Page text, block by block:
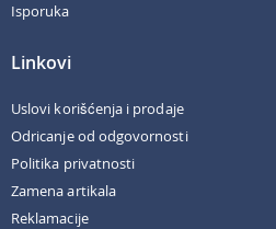
Isporuka
Linkovi
Uslovi korišćenja i prodaje
Odricanje od odgovornosti
Politika privatnosti
Zamena artikala
Reklamacije